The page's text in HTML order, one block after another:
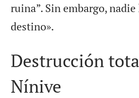
ruina”. Sin embargo,
destino».
Destrucción
Nínive